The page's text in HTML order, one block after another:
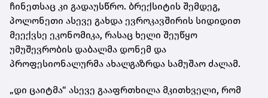
ჩინეთსაც კი გადაუსწრო. ბრექსიტის შემდეგ,
პოლონეთი ასევე გახდა ევროკავშირის სიდიდით
მეექვსე ეკონომიკა, რასაც ხელი შეუწყო
უმუშევრობის დაბალმა დონემ და
პროფესიონალურმა ახალგაზრდა სამუშაო ძალამ.
„დი ცაიტმა“ ასევე გააფრთხილა მკითხველი, რომ